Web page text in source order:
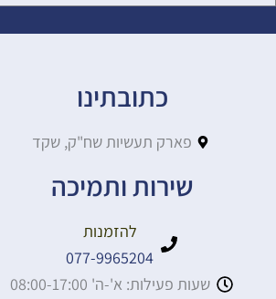
כתובתינו
פארק תעשיות שח"ק, שקד
שירות ותמיכה
להזמנות
077-9965204
שעות פעילות: א'-ה' 08:00-17:00